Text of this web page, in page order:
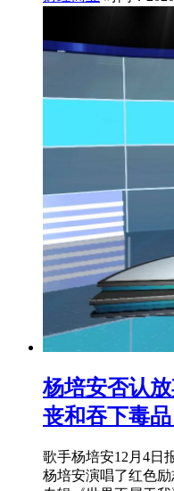
杨培安否认
丧和吞下毒
歌手杨培安12月4日
杨培安演唱了红色